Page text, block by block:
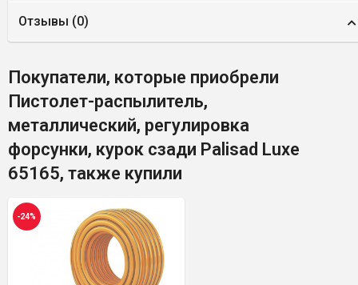
Отзывы (0)
Покупатели, которые приобрели
Пистолет-распылитель,
металлический, регулировка
форсунки, курок сзади Palisad Luxe
65165, также купили
-24%